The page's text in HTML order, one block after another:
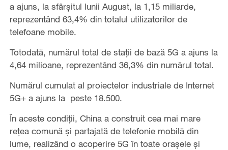
a ajuns, la sfârșitul lunii August, la 1,15 miliarde,
reprezentând 63,4% din totalul utilizatorilor de
telefoane mobile.
Totodată, numărul total de stații de bază 5G a ajuns la
4,64 milioane, reprezentând 36,3% din numărul total.
Numărul cumulat al proiectelor industriale de Internet
5G+ a ajuns la peste 18.500.
În aceste condiții, China a construit cea mai mare
rețea comună și partajată de telefonie mobilă din
lume, realizând o acoperire 5G în toate orașele și